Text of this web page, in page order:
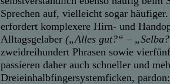
Sprechen auf, vielleicht sogar
erfordert komplexere Hirn- und
Alltagsgelaber („Alles gut?“ –
zweidreihundert Phrasen sowie
passieren daher auch schneller und
Dreieinhalbfingersystemficken,